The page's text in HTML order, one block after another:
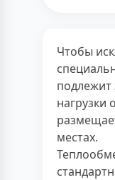
Чтобы
подлежит
нагрузки
местах.